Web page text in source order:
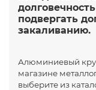
подвергать
закаливанию.
Алюминиевый
магазине
выберите из